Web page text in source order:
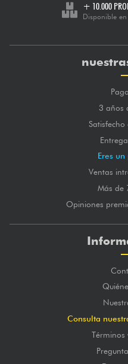
+ 10.000
Disponible
3 años
Eres
Ventas
Más de
Opiniones
Consulta
Términos